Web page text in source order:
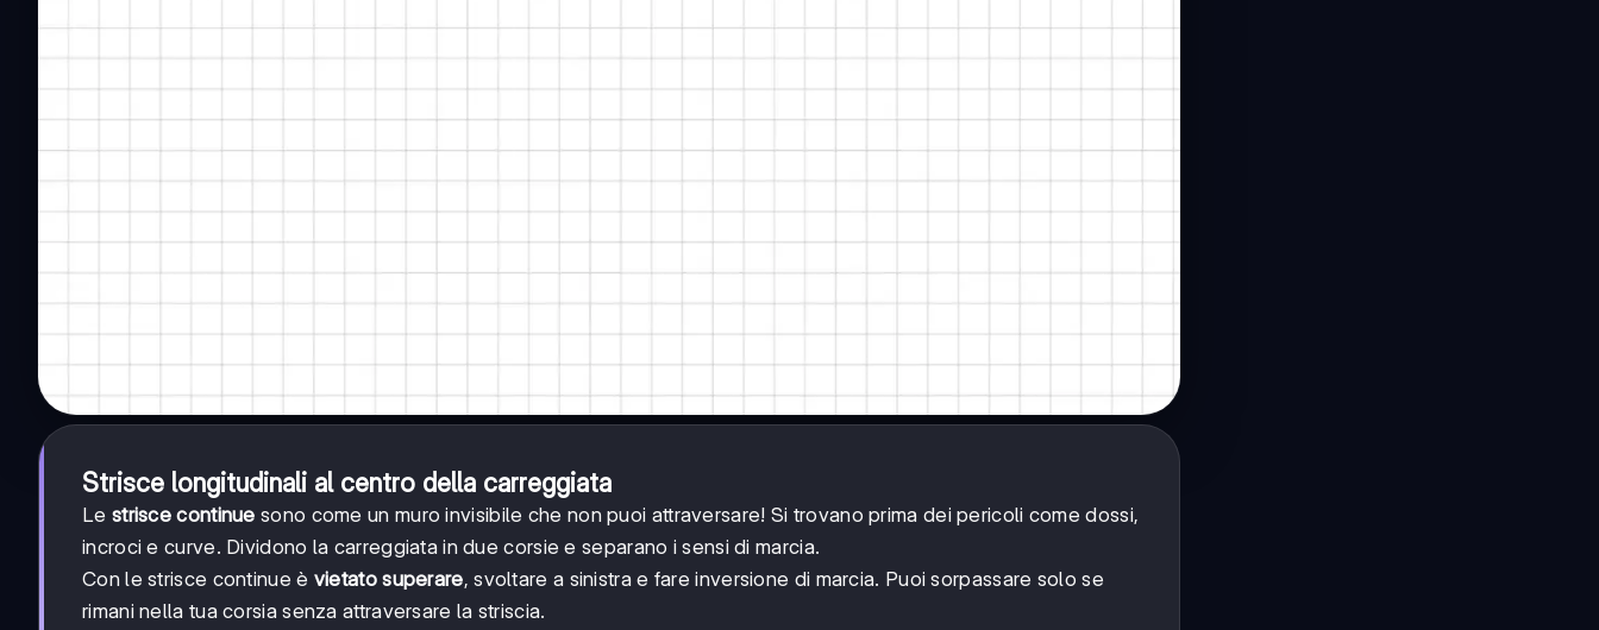
Strisce longitudinali al centro della carreggiata
Le strisce continue sono come un muro invisibile che non puoi attraversare! Si trovano prima dei pericoli come dossi,
incroci e curve. Dividono la carreggiata in due corsie e separano i sensi di marcia.
Con le strisce continue è vietato superare, svoltare a sinistra e fare inversione di marcia. Puoi sorpassare solo se
rimani nella tua corsia senza attraversare la striscia.